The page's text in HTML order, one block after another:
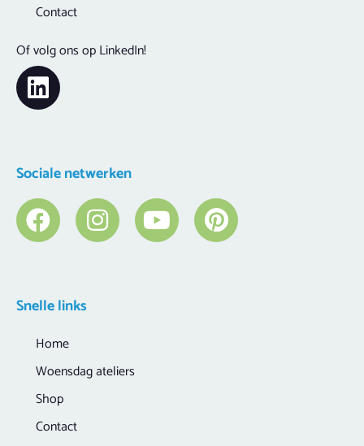
Snelle links
Home
Woensdag ateliers
Shop
Contact
Sociale netwerken
Contact
Of volg ons op LinkedIn!